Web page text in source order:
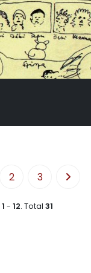
2 3
1 - 12. Total 31